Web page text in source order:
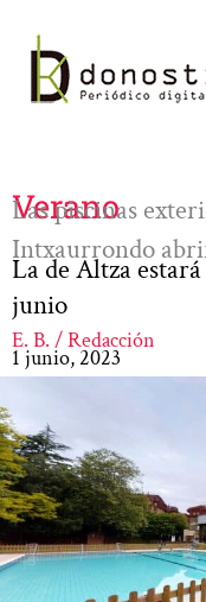
contenido
Verano
Las piscinas
Intxaurrondo
La de Altza
junio
E. B. / Redacción
1 junio, 2023